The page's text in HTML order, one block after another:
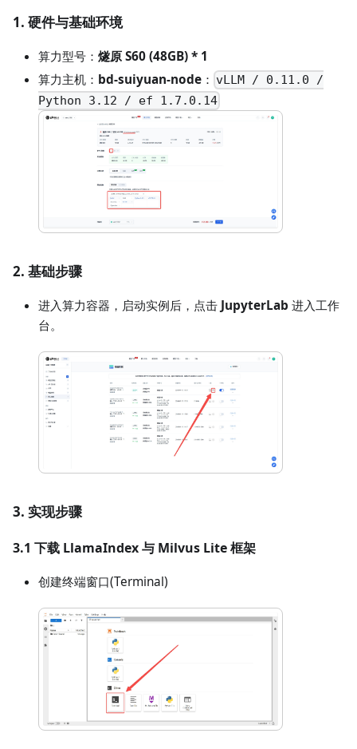
1. 硬件与基础环境
算力型号： 燧原 S60 (48GB) * 1
算力主机： bd-suiyuan-node ： vLLM / 0.11.0 /
Python 3.12 / ef 1.7.0.14
2. 基础步骤
进入算力容器，启动实例后，点击 JupyterLab 进入工作
台。
3. 实现步骤
3.1 下载 LlamaIndex 与 Milvus Lite 框架
创建终端窗口(Terminal)